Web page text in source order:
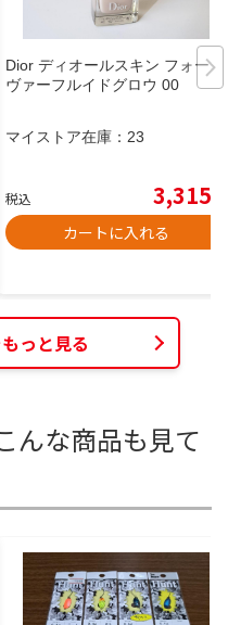
Dior ディオールスキン フォーエ
ヴァーフルイドグロウ 00
マイストア在庫： 23
税込 3,315
カートに入れる
っと見る
んな商品も見て